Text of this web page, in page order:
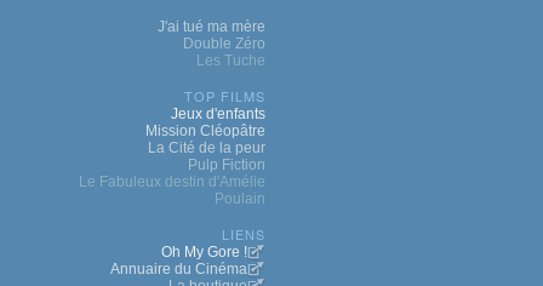
J'ai tué ma mère
Double Zéro
Les Tuche
TOP FILMS
Jeux d'enfants
Mission Cléopâtre
La Cité de la peur
Pulp Fiction
Le Fabuleux destin d'Amélie
Poulain
LIENS
Oh My Gore !
Annuaire du Cinéma